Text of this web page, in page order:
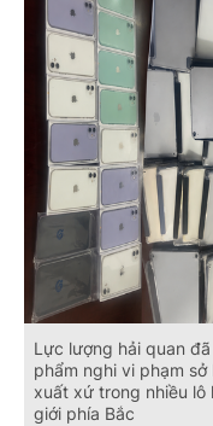
Lực lượng hải quan
phẩm nghi vi phạm
xuất xứ trong nhiều lô
giới phía Bắc